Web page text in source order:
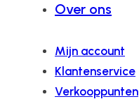
Over ons
Mijn account
Klantenservice
Verkooppunten